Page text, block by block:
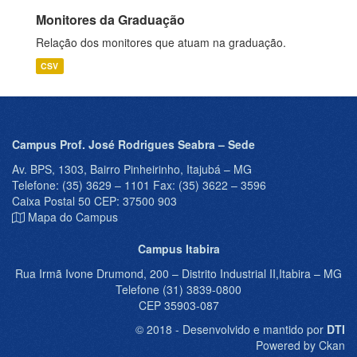
Monitores da Graduação
Relação dos monitores que atuam na graduação.
CSV
Campus Prof. José Rodrigues Seabra – Sede
Av. BPS, 1303, Bairro Pinheirinho, Itajubá – MG
Telefone: (35) 3629 – 1101 Fax: (35) 3622 – 3596
Caixa Postal 50 CEP: 37500 903
Mapa do Campus
Campus Itabira
Rua Irmã Ivone Drumond, 200 – Distrito Industrial II,Itabira – MG
Telefone (31) 3839-0800
CEP 35903-087
© 2018 - Desenvolvido e mantido por DTI
Powered by Ckan